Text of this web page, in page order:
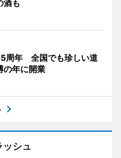
酒も
周年 全国でも珍しい道
の年に開業
ッシュ